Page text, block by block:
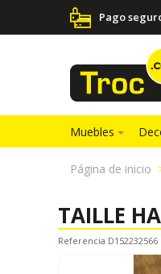
Pago
Muebles
Página de inicio
TAILLE
Referencia D152232566